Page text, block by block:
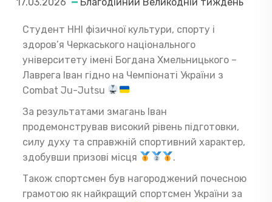
Студент ННІ фізичної культури, спорту і
здоров’я Черкаського національного
університету імені Богдана Хмельницького –
Лаврега Іван гідно на Чемпіонаті України з
Combat Ju-Jutsu
За результатами змагань Іван
продемонстрував високий рівень підготовки,
силу духу та справжній спортивний характер,
здобувши призові місця
.
Також спортсмен був нагороджений почесною
грамотою як найкращий спортсмен України за